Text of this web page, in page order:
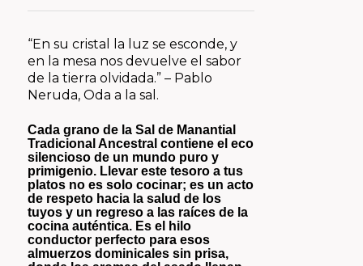
“En su cristal la luz se esconde, y
en la mesa nos devuelve el sabor
de la tierra olvidada.”– Pablo
Neruda, Oda a la sal .
Cada grano de la Sal de Manantial
Tradicional Ancestral contiene el eco
silencioso de un mundo puro y
primigenio. Llevar este tesoro a tus
platos no es solo cocinar; es un acto
de respeto hacia la salud de los
tuyos y un regreso a las raíces de la
cocina auténtica. Es el hilo
conductor perfecto para esos
almuerzos dominicales sin prisa,